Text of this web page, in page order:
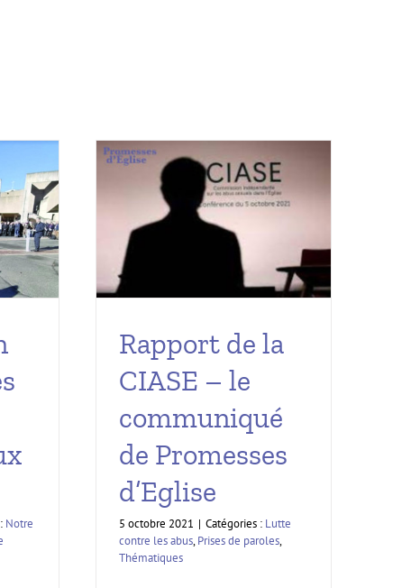
Notre
Rapport de la
CIASE – le
communiqué
de Promesses
d’Eglise
5 octobre 2021 | Catégories : Lutte
contre les abus,Prises de paroles,
Thématiques